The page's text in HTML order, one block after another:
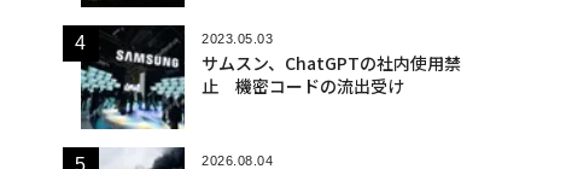
2023.05.03
サムスン、ChatGPTの社内使用禁
止 機密コードの流出受け
2026.08.04